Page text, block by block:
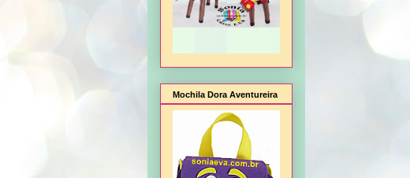
Mochila Dora Aventureira